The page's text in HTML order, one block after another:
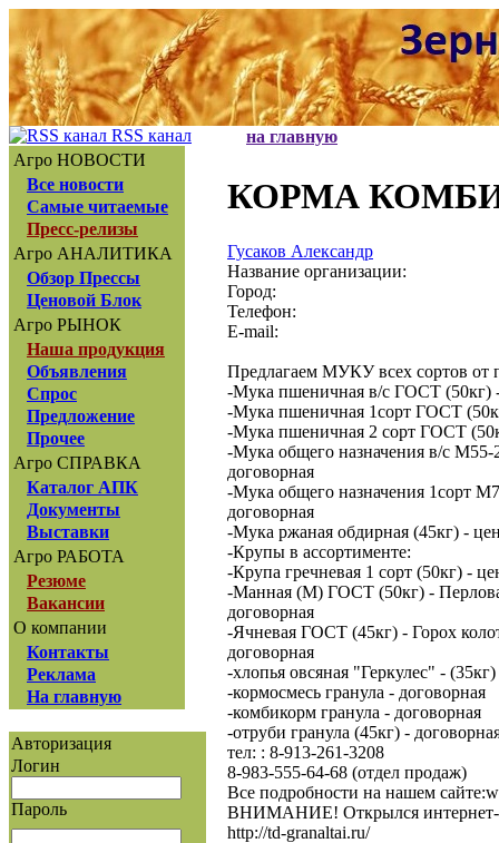
RSS канал
Агро НОВОСТИ
Все новости
Самые читаемые
Пресс-релизы
Агро АНАЛИТИКА
Обзор Прессы
Ценовой Блок
Агро РЫНОК
Наша продукция
Объявления
Спрос
Предложение
Прочее
Агро СПРАВКА
Каталог АПК
Документы
Выставки
Агро РАБОТА
Резюме
Вакансии
О компании
Контакты
Реклама
На главную
Авторизация
Логин
Пароль
на главную
КОРМА
Гусаков Александр
Название организации:
Город:
Телефон:
E-mail:
Предлагаем МУКУ всех сортов от
-Мука пшеничная в/с ГОСТ (50кг) -
-Мука пшеничная 1сорт ГОСТ
-Мука пшеничная 2 сорт ГОСТ
-Мука общего назначения в/с М55-
договорная
-Мука общего назначения 1сорт
договорная
-Мука ржаная обдирная (45кг) -
-Крупы в ассортименте:
-Крупа гречневая 1 сорт (50кг) -
-Манная (М) ГОСТ (50кг) -
договорная
-Ячневая ГОСТ (45кг) - Горох
договорная
-хлопья овсяная "Геркулес" -
-кормосмесь гранула - договорная
-комбикорм гранула - договорная
-отруби гранула (45кг) -
тел: : 8-913-261-3208
8-983-555-64-68 (отдел продаж)
Все подробности на нашем
ВНИМАНИЕ! Открылся интернет-
http://td-granaltai.ru/